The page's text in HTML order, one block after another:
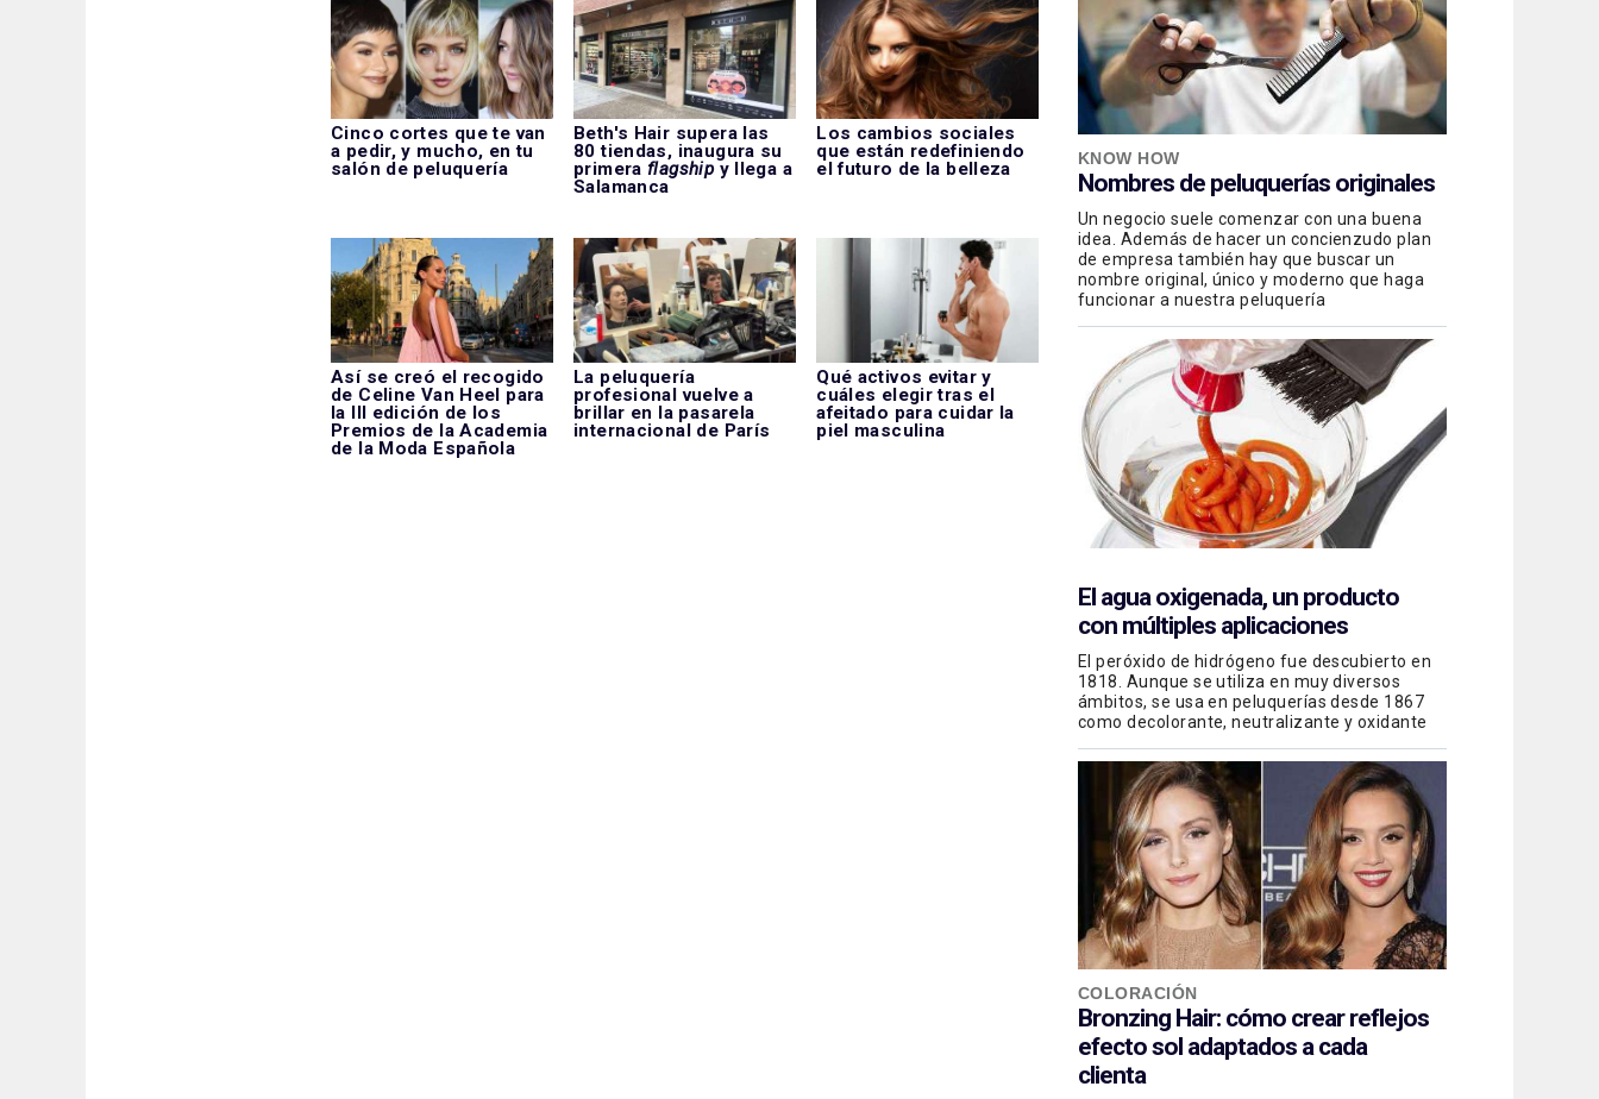
KNOW HOW
Nombres de peluquerías originales
Un negocio suele comenzar con una buena
idea. Además de hacer un concienzudo plan
de empresa también hay que buscar un
nombre original, único y moderno que haga
funcionar a nuestra peluquería
El agua oxigenada, un producto
con múltiples aplicaciones
El peróxido de hidrógeno fue descubierto en
1818. Aunque se utiliza en muy diversos
ámbitos, se usa en peluquerías desde 1867
como decolorante, neutralizante y oxidante
COLORACIÓN
Bronzing Hair: cómo crear reflejos
efecto sol adaptados a cada
clienta
Cinco cortes que te van
a pedir, y mucho, en tu
salón de peluquería
Beth's Hair supera las
80 tiendas, inaugura su
primeraflagshipy llega a
Salamanca
Los cambios sociales
que están redefiniendo
el futuro de la belleza
Así se creó el recogido
de Celine Van Heel para
la III edición de los
Premios de la Academia
de la Moda Española
La peluquería
profesional vuelve a
brillar en la pasarela
internacional de París
Qué activos evitar y
cuáles elegir tras el
afeitado para cuidar la
piel masculina